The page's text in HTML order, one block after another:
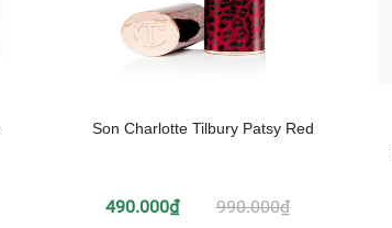
Son Charlotte Tilbury Patsy Red
490.000₫ 990.000₫